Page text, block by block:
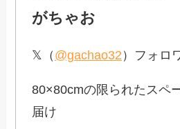
がちゃお
𝕏（ @gachao32 ）フォロ
80×80cmの限られたスペ
届け